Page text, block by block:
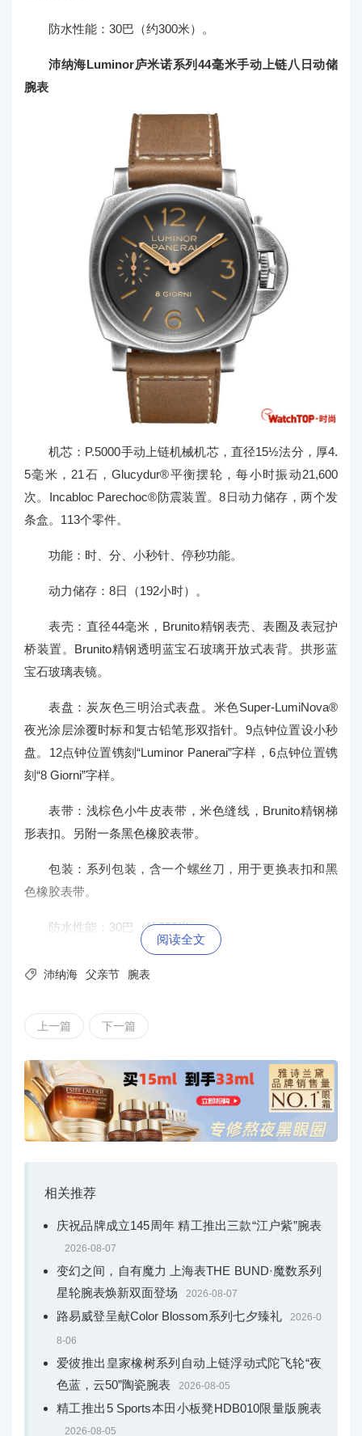
防水性能：30巴（约300米）。
沛纳海Luminor庐米诺系列44毫米手动上链八日动储
腕表
机芯：P.5000手动上链机械机芯，直径15½法分，厚4.
5毫米，21石，Glucydur®平衡摆轮，每小时振动21,600
次。Incabloc Parechoc®防震装置。8日动力储存，两个发
条盒。113个零件。
功能：时、分、小秒针、停秒功能。
动力储存：8日（192小时）。
表壳：直径44毫米，Brunito精钢表壳、表圈及表冠护
桥装置。Brunito精钢透明蓝宝石玻璃开放式表背。拱形蓝
宝石玻璃表镜。
表盘：炭灰色三明治式表盘。米色Super-LumiNova®
夜光涂层涂覆时标和复古铅笔形双指针。9点钟位置设小秒
盘。12点钟位置镌刻“Luminor Panerai”字样，6点钟位置镌
刻“8 Giorni”字样。
表带：浅棕色小牛皮表带，米色缝线，Brunito精钢梯
形表扣。另附一条黑色橡胶表带。
包装：系列包装，含一个螺丝刀，用于更换表扣和黑
色橡胶表带。
防水性能：30巴（约300米）。
阅读全文
 沛纳海 父亲节 腕表
上一篇 下一篇
相关推荐
庆祝品牌成立145周年 精工推出三款“江户紫”腕表
2026-08-07
变幻之间，自有魔力 上海表THE BUND·魔数系列
星轮腕表焕新双面登场
2026-08-07
路易威登呈献Color Blossom系列七夕臻礼 2026-0
8-06
爱彼推出皇家橡树系列自动上链浮动式陀飞轮“夜
色蓝，云50”陶瓷腕表
2026-08-05
精工推出5 Sports本田小板凳HDB010限量版腕表
2026-08-05